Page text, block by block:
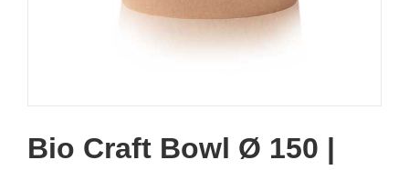
Bio Craft Bowl Ø 150 |